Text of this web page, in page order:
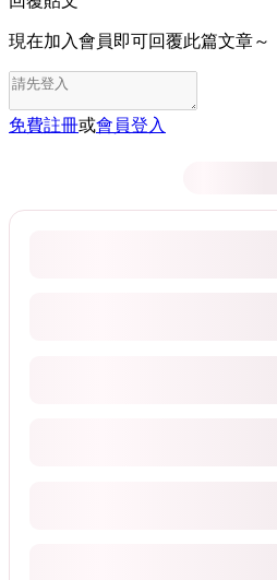
現在加入會員即可回覆此篇文章～
免費註冊或會員登入